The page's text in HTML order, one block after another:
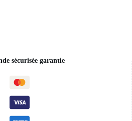
sécurisée garantie